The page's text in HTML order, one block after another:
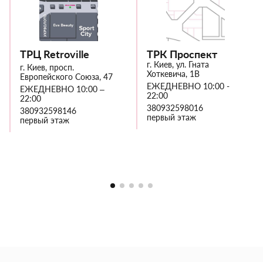
ТРЦ Retroville
г. Киев, просп.
Европейского Союза, 47
ЕЖЕДНЕВНО 10:00 –
22:00
380932598146
первый этаж
ТРК Проспект
г. Киев, ул. Гната
Хоткевича, 1В
ЕЖЕДНЕВНО 10:00 -
22:00
380932598016
первый этаж